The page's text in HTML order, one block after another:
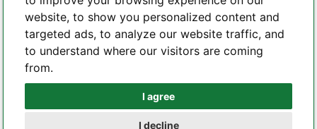
website, to show you personalized content and
targeted ads, to analyze our website traffic, and
to understand where our visitors are coming
from.
I agree
I decline
Whatsapp